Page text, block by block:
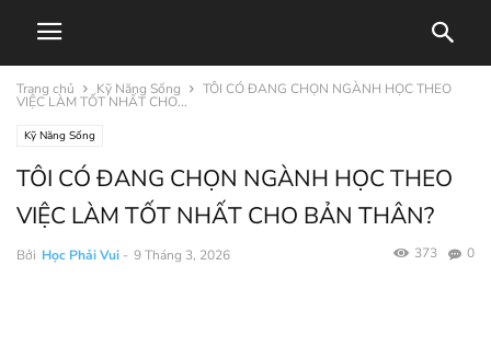
Trang chủ Kỹ Năng Sống TÔI CÓ ĐANG CHỌN NGÀNH HỌC THEO
VIỆC LÀM TỐT NHẤT CHO...
Kỹ Năng Sống
TÔI CÓ ĐANG CHỌN NGÀNH HỌC THEO
VIỆC LÀM TỐT NHẤT CHO BẢN THÂN?
Bởi Học Phải Vui - 9 Tháng 3, 2026 0
373